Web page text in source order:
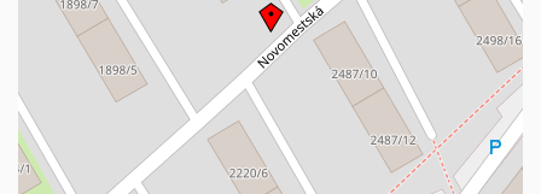
pohodlný každodenný život.
Byt je ideálnou voľbou pre mladú rodinu, pár alebo každého, kto
hľadá príjemné bývanie bez nutnosti ďalších investícií.